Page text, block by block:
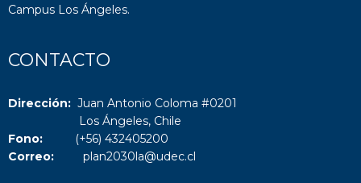
Campus Los Ángeles.
CONTACTO
Dirección: Juan Antonio Coloma #0201
Los Ángeles, Chile
Fono:
(+56) 432405200
Correo:
plan2030la@udec.cl